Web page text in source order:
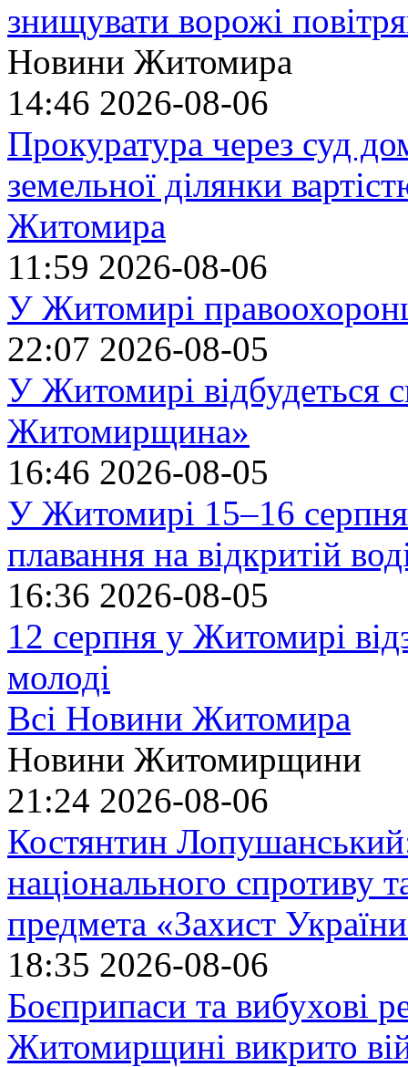
знищувати ворожі
Новини Житомира
14:46 2026-08-06
Прокуратура через суд
земельної ділянки
Житомира
11:59 2026-08-06
У Житомирі
22:07 2026-08-05
У Житомирі відбудеться
Житомирщина»
16:46 2026-08-05
У Житомирі 15–16 серпня
плавання на відкритій
16:36 2026-08-05
12 серпня у Житомирі
молоді
Всі Новини Житомира
Новини Житомирщини
21:24 2026-08-06
Костянтин
національного спротиву
предмета «Захист
18:35 2026-08-06
Боєприпаси та вибухові
Житомирщині викрито